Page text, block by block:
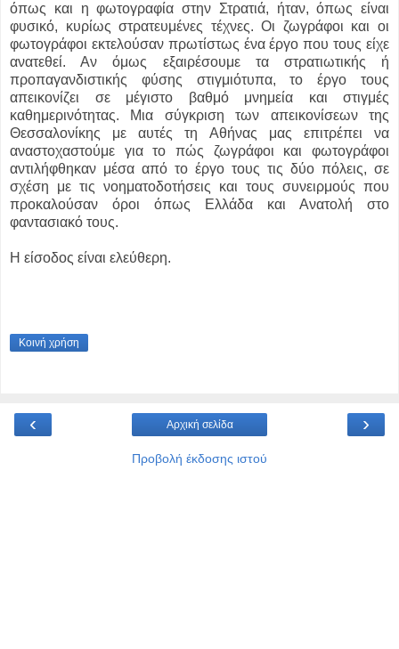
όπως και η φωτογραφία στην Στρατιά, ήταν, όπως είναι
φυσικό, κυρίως στρατευμένες τέχνες. Οι ζωγράφοι και οι
φωτογράφοι εκτελούσαν πρωτίστως ένα έργο που τους είχε
ανατεθεί. Αν όμως εξαιρέσουμε τα στρατιωτικής ή
προπαγανδιστικής φύσης στιγμιότυπα, το έργο τους
απεικονίζει σε μέγιστο βαθμό μνημεία και στιγμές
καθημερινότητας. Μια σύγκριση των απεικονίσεων της
Θεσσαλονίκης με αυτές τη Αθήνας μας επιτρέπει να
αναστοχαστούμε για το πώς ζωγράφοι και φωτογράφοι
αντιλήφθηκαν μέσα από το έργο τους τις δύο πόλεις, σε
σχέση με τις νοηματοδοτήσεις και τους συνειρμούς που
προκαλούσαν όροι όπως Ελλάδα και Ανατολή στο
φαντασιακό τους.
Η είσοδος είναι ελεύθερη.
Κοινή χρήση
‹ ›
Αρχική σελίδα
Προβολή έκδοσης ιστού